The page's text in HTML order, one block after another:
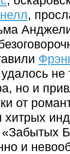
,
не
но и
от
хитрых
«Забытых
и